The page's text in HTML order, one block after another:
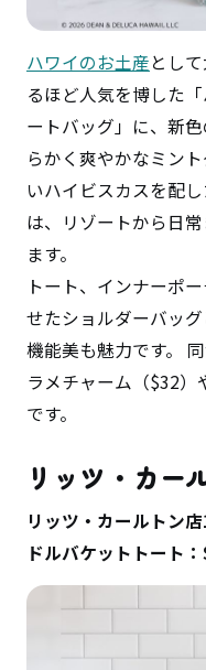
ハワイのお土産とし
るほど人気を博した
ートバッグ」に、新
らかく爽やかなミン
いハイビスカスを配
は、リゾートから日
ます。
トート、インナーポ
せたショルダーバッ
機能美も魅力です。
ラメチャーム（$32）
です。
リッツ・カー
リッツ・カールトン
ドルバケットトート